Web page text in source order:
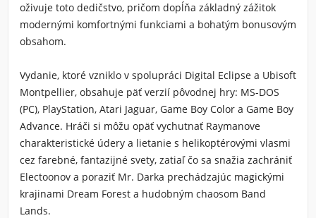
oživuje toto dedičstvo, pričom dopĺňa základný zážitok
modernými komfortnými funkciami a bohatým bonusovým
obsahom.
Vydanie, ktoré vzniklo v spolupráci Digital Eclipse a Ubisoft
Montpellier, obsahuje päť verzií pôvodnej hry: MS-DOS
(PC), PlayStation, Atari Jaguar, Game Boy Color a Game Boy
Advance. Hráči si môžu opäť vychutnať Raymanove
charakteristické údery a lietanie s helikoptérovými vlasmi
cez farebné, fantazijné svety, zatiaľ čo sa snažia zachrániť
Electoonov a poraziť Mr. Darka prechádzajúc magickými
krajinami Dream Forest a hudobným chaosom Band
Lands.